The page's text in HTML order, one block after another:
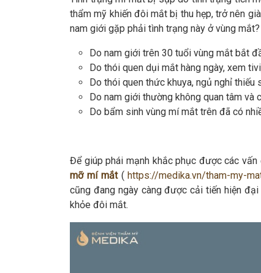
thẩm mỹ khiến đôi mắt bị thu hẹp, trở nên
nam giới gặp phải tình trạng này ở vùng mắt?
Do nam giới trên 30 tuổi vùng mắt bắt
Do thói quen dụi mắt hàng ngày, xem
Do thói quen thức khuya, ngủ nghỉ thiếu
Do nam giới thường không quan tâm
Do bẩm sinh vùng mí mắt trên đã có
Để giúp phái mạnh khắc phục được các
mỡ mí mắt(https://medika.vn/tham-my-
cũng đang ngày càng được cải tiến hiện
khỏe đôi mắt.